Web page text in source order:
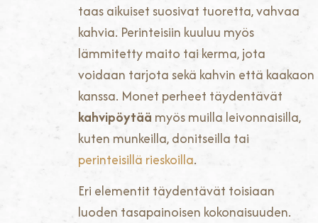
taas aikuiset suosivat tuoretta, vahvaa
kahvia. Perinteisiin kuuluu myös
lämmitetty maito tai kerma, jota
voidaan tarjota sekä kahvin että kaakaon
kanssa. Monet perheet täydentävät
kahvipöytää myös muilla leivonnaisilla,
kuten munkeilla, donitseilla tai
perinteisillä rieskoilla.
Eri elementit täydentävät toisiaan
luoden tasapainoisen kokonaisuuden.